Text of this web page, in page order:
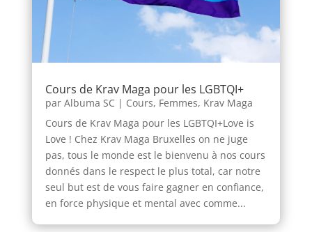
Cours de Krav Maga pour les LGBTQI+
par Albuma SC | Cours, Femmes, Krav Maga
Cours de Krav Maga pour les LGBTQI+Love is
Love ! Chez Krav Maga Bruxelles on ne juge
pas, tous le monde est le bienvenu à nos cours
donnés dans le respect le plus total, car notre
seul but est de vous faire gagner en confiance,
en force physique et mental avec comme...